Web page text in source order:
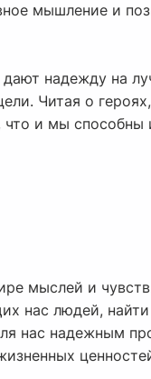
мышление и
надежду на
Читая о
и мы способны
мыслей и
нас людей,
нас надежным